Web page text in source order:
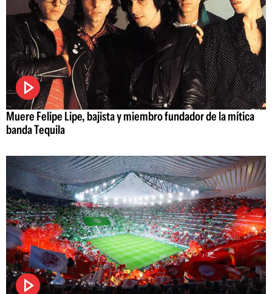
Muere Felipe Lipe, bajista y miembro fundador de la mítica
banda Tequila